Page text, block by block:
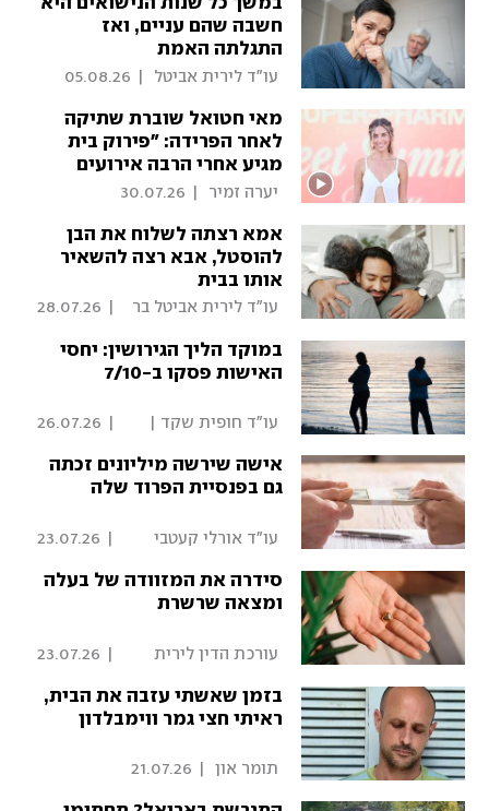
במשך כל שנות הנישואים היא
חשבה שהם עניים, ואז
התגלתה האמת
עו"ד לירית אביטל 05.08.26
מאי חטואל שוברת שתיקה
לאחר הפרידה: "פירוק בית
מגיע אחרי הרבה אירועים
שקורים, 'המירוץ למיליון'
יערה זמיר 30.07.26
אמא רצתה לשלוח את הבן
להוסטל, אבא רצה להשאיר
אותו בבית
28.07.26
במוקד הליך הגירושין: יחסי
האישות פסקו ב-7/10
26.07.26
אישה שירשה מיליונים זכתה
גם בפנסיית הפרוד שלה
עו"ד אורלי קעטבי
23.07.26
סידרה את המזוודה של בעלה
ומצאה שרשרת
23.07.26
בזמן שאשתי עזבה את הבית,
ראיתי חצי גמר ווימבלדון
תומר און 21.07.26